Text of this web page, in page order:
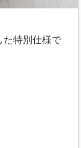
た特別仕様で